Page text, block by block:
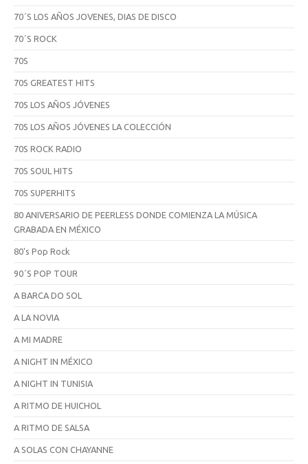
70´S LOS AÑOS JOVENES, DIAS DE DISCO
70´S ROCK
70S
70S GREATEST HITS
70S LOS AÑOS JÓVENES
70S LOS AÑOS JÓVENES LA COLECCIÓN
70S ROCK RADIO
70S SOUL HITS
70S SUPERHITS
80 ANIVERSARIO DE PEERLESS DONDE COMIENZA LA MÚSICA
GRABADA EN MÉXICO
80's Pop Rock
90´S POP TOUR
A BARCA DO SOL
A LA NOVIA
A MI MADRE
A NIGHT IN MÉXICO
A NIGHT IN TUNISIA
A RITMO DE HUICHOL
A RITMO DE SALSA
A SOLAS CON CHAYANNE